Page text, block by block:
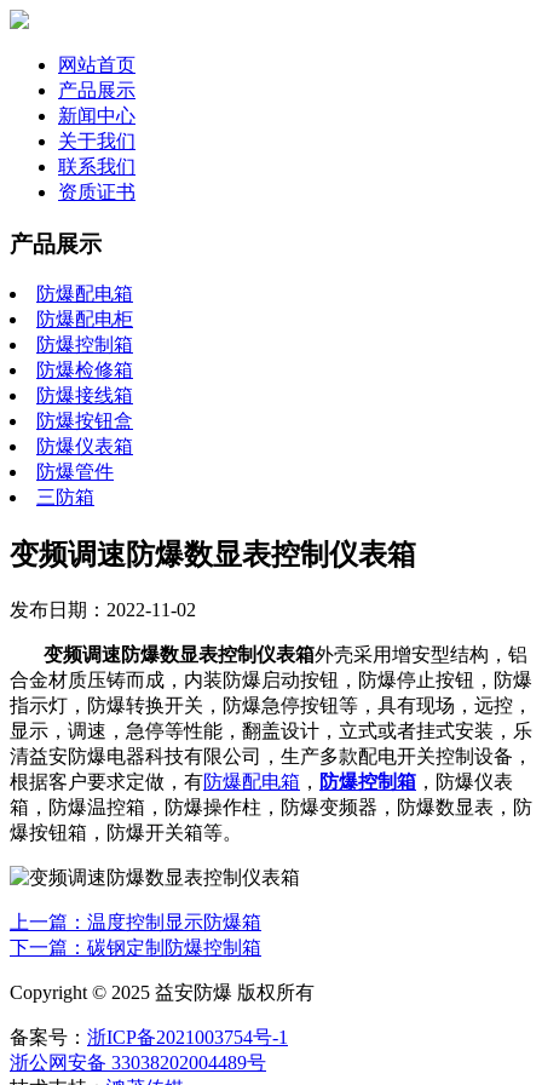
网站首页
产品展示
新闻中心
关于我们
联系我们
资质证书
产品展示
防爆配电箱
防爆配电柜
防爆控制箱
防爆检修箱
防爆接线箱
防爆按钮盒
防爆仪表箱
防爆管件
三防箱
变频调速防爆数显表控制仪表箱
发布日期：2022-11-02
变频调速防爆数显表控制仪表箱外壳采用增安型结构，铝
合金材质压铸而成，内装防爆启动按钮，防爆停止按钮，防爆
指示灯，防爆转换开关，防爆急停按钮等，具有现场，远控，
显示，调速，急停等性能，翻盖设计，立式或者挂式安装，乐
清益安防爆电器科技有限公司，生产多款配电开关控制设备，
根据客户要求定做，有防爆配电箱 ， 防爆控制箱 ，防爆仪表
箱，防爆温控箱，防爆操作柱，防爆变频器，防爆数显表，防
爆按钮箱，防爆开关箱等。
上一篇：温度控制显示防爆箱
下一篇：碳钢定制防爆控制箱
Copyright © 2025 益安防爆 版权所有
备案号： 浙ICP备2021003754号-1
浙公网安备 33038202004489号